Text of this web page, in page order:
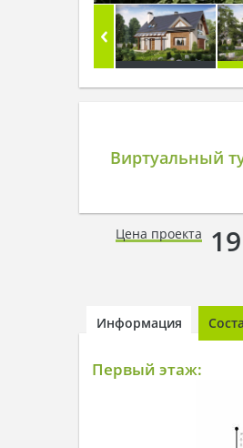
Виртуальный
Цена проекта
Информация
Первый этаж: